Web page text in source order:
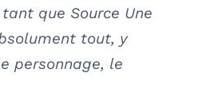
que Source Une
tout, y
personnage, le